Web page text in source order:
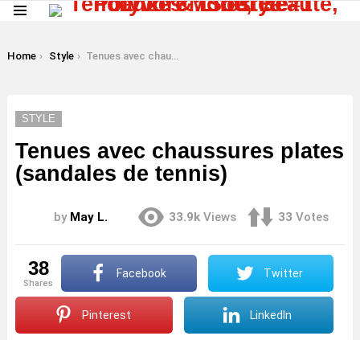
You are here:
Home Style Tenues avec chaussures plates (sandales de tennis)
STYLE
Tenues avec chaussures plates
(sandales de tennis)
by May L. 33.9k Views 33 Votes
38
shares
Facebook Twitter
Pinterest LinkedIn